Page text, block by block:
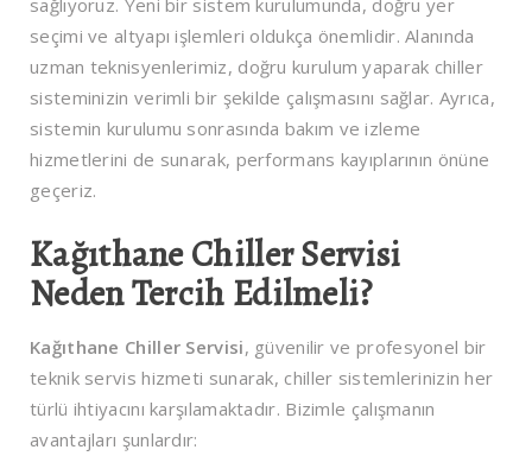
seçimi ve altyapı işlemleri oldukça önemlidir. Alanında
uzman teknisyenlerimiz, doğru kurulum yaparak chiller
sisteminizin verimli bir şekilde çalışmasını sağlar. Ayrıca,
sistemin kurulumu sonrasında bakım ve izleme
hizmetlerini de sunarak, performans kayıplarının önüne
geçeriz.
Kağıthane Chiller Servisi
Neden Tercih Edilmeli?
Kağıthane Chiller Servisi, güvenilir ve profesyonel bir
teknik servis hizmeti sunarak, chiller sistemlerinizin her
türlü ihtiyacını karşılamaktadır. Bizimle çalışmanın
avantajları şunlardır: